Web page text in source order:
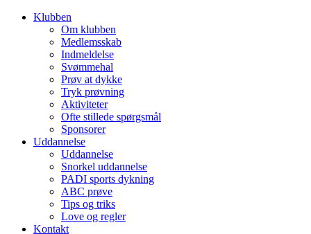
Klubben
Om klubben
Medlemsskab
Indmeldelse
Svømmehal
Prøv at dykke
Tryk prøvning
Aktiviteter
Ofte stillede spørgsmål
Sponsorer
Uddannelse
Uddannelse
Snorkel uddannelse
PADI sports dykning
ABC prøve
Tips og triks
Love og regler
Kontakt